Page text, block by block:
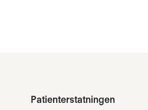
Patienterstatningen